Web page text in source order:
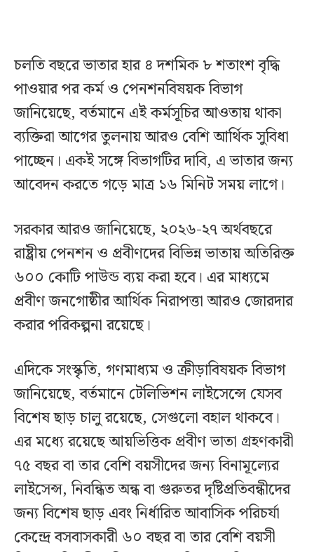
চলতি বছরে ভাতার হার ৪ দশমিক ৮ শতাংশ বৃদ্ধি
পাওয়ার পর কর্ম ও পেনশনবিষয়ক বিভাগ
জানিয়েছে, বর্তমানে এই কর্মসূচির আওতায় থাকা
ব্যক্তিরা আগের তুলনায় আরও বেশি আর্থিক সুবিধা
পাচ্ছেন। একই সঙ্গে বিভাগটির দাবি, এ ভাতার জন্য
আবেদন করতে গড়ে মাত্র ১৬ মিনিট সময় লাগে।
সরকার আরও জানিয়েছে, ২০২৬-২৭ অর্থবছরে
রাষ্ট্রীয় পেনশন ও প্রবীণদের বিভিন্ন ভাতায় অতিরিক্ত
৬০০ কোটি পাউন্ড ব্যয় করা হবে। এর মাধ্যমে
প্রবীণ জনগোষ্ঠীর আর্থিক নিরাপত্তা আরও জোরদার
করার পরিকল্পনা রয়েছে।
এদিকে সংস্কৃতি, গণমাধ্যম ও ক্রীড়াবিষয়ক বিভাগ
জানিয়েছে, বর্তমানে টেলিভিশন লাইসেন্সে যেসব
বিশেষ ছাড় চালু রয়েছে, সেগুলো বহাল থাকবে।
এর মধ্যে রয়েছে আয়ভিত্তিক প্রবীণ ভাতা গ্রহণকারী
৭৫ বছর বা তার বেশি বয়সীদের জন্য বিনামূল্যের
লাইসেন্স, নিবন্ধিত অন্ধ বা গুরুতর দৃষ্টিপ্রতিবন্ধীদের
জন্য বিশেষ ছাড় এবং নির্ধারিত আবাসিক পরিচর্যা
কেন্দ্রে বসবাসকারী ৬০ বছর বা তার বেশি বয়সী